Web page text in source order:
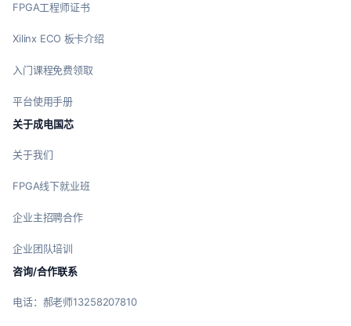
FPGA工程师证书
Xilinx ECO 板卡介绍
入门课程免费领取
平台使用手册
关于成电国芯
关于我们
FPGA线下就业班
企业主招聘合作
企业团队培训
咨询/合作联系
电话：郝老师13258207810